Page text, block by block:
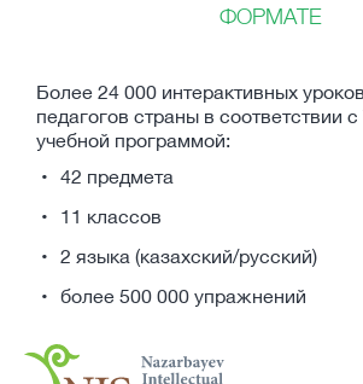
ФОРМАТЕ
Более 24 000 интерактивных
педагогов страны в соответствии
учебной программой:
42 предмета
11 классов
2 языка (казахский/русский)
более 500 000 упражнений